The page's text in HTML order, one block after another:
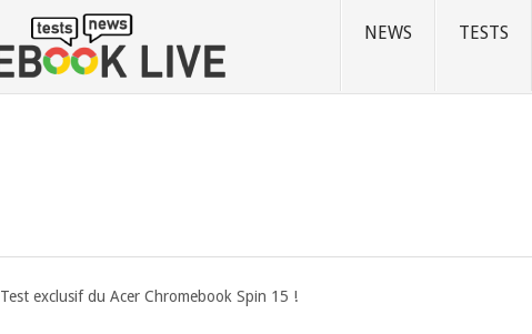
NEWS TESTS
Test exclusif du Acer Chromebook Spin 15 !